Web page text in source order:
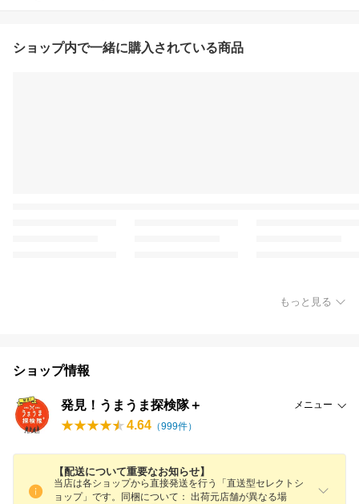
ショップ内で一緒に購入されている商品
もっと見る
ショップ情報
発見！うまうま探検隊＋ メニュー
4.64 （999件）
【配送について重要なお知らせ】
当店は各ショップから直接発送を行う「直送型セレクトシ
ョップ」です。同梱について： 出荷元店舗が異なる場